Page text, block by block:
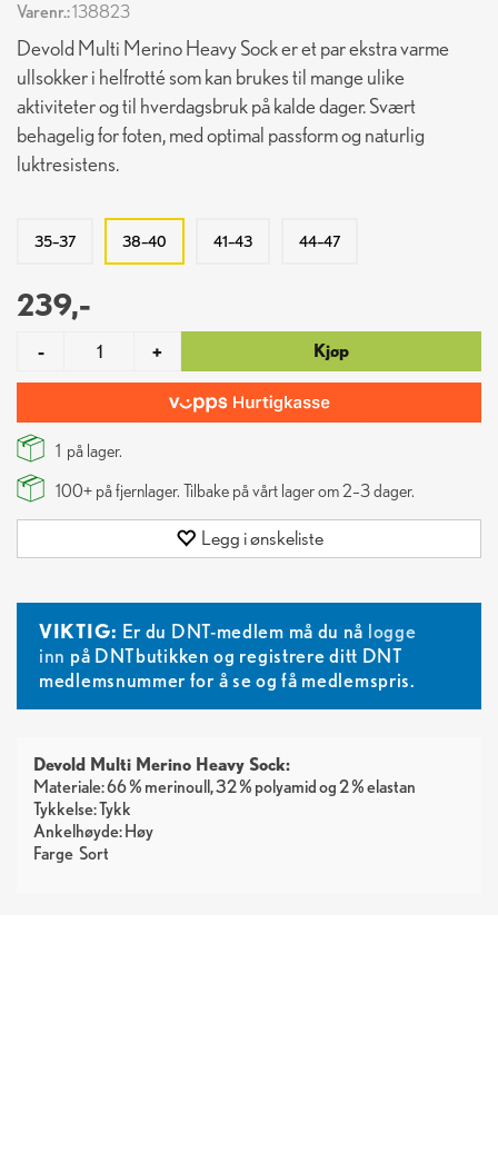
Varenr.:138823
Devold Multi Merino Heavy Sock er et par ekstra varme
ullsokker i helfrotté som kan brukes til mange ulike
aktiviteter og til hverdagsbruk på kalde dager. Svært
behagelig for foten, med optimal passform og naturlig
luktresistens.
35–37 38–40 41–43 44–47
239,-
- + Kjøp
1 på lager.
100+ på fjernlager. Tilbake på vårt lager om 2–3 dager.
Legg i ønskeliste
VIKTIG: Er du DNT-medlem må du nå logge
inn på DNTbutikken og registrere ditt DNT
medlemsnummer for å se og få medlemspris.
Devold Multi Merino Heavy Sock:
Materiale: 66 % merinoull, 32 % polyamid og 2 % elastan
Tykkelse: Tykk
Ankelhøyde: Høy
Farge Sort